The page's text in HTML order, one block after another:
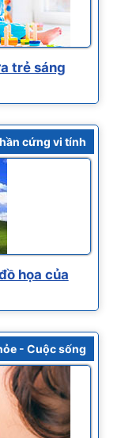
trẻ sáng
cứng vi tính
họa của
- Cuộc sống